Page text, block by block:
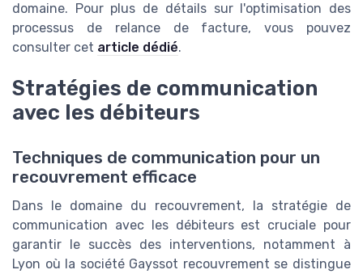
domaine. Pour plus de détails sur l'optimisation des
processus de relance de facture, vous pouvez
consulter cet article dédié.
Stratégies de communication
avec les débiteurs
Techniques de communication pour un
recouvrement efficace
Dans le domaine du recouvrement, la stratégie de
communication avec les débiteurs est cruciale pour
garantir le succès des interventions, notamment à
Lyon où la société Gayssot recouvrement se distingue